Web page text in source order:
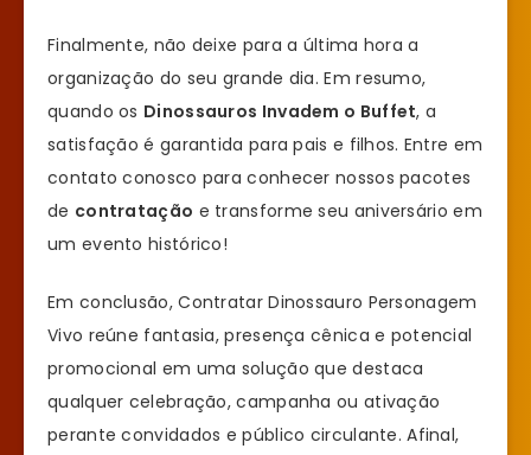
Finalmente, não deixe para a última hora a
organização do seu grande dia. Em resumo,
quando os Dinossauros Invadem o Buffet, a
satisfação é garantida para pais e filhos. Entre em
contato conosco para conhecer nossos pacotes
de contratação e transforme seu aniversário em
um evento histórico!
Em conclusão, Contratar Dinossauro Personagem
Vivo reúne fantasia, presença cênica e potencial
promocional em uma solução que destaca
qualquer celebração, campanha ou ativação
perante convidados e público circulante. Afinal,